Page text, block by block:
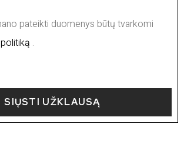
pateikti duomenys būtų tvarkomi
.
SIŲSTI UŽKLAUSĄ